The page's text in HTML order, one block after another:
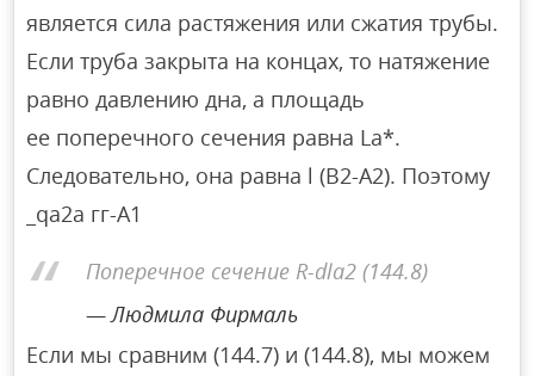
является сила растяжения или сжатия трубы.
Если труба закрыта на концах, то натяжение
равно давлению дна, а площадь
ее поперечного сечения равна La*.
Следовательно, она равна l (B2-A2). Поэтому
_qa2a гг-А1
Поперечное сечение R-dla2 (144.8)
Людмила Фирмаль
Если мы сравним (144.7) и (144.8), мы можем